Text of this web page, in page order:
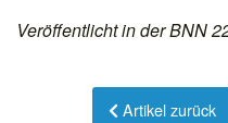
Veröffentlicht in der BNN
Artikel zurück